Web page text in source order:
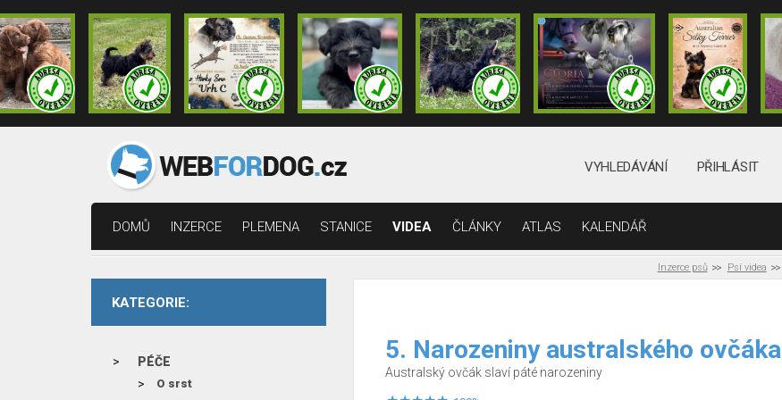
VYHLEDÁVÁNÍ PŘIHLÁSIT
DOMŮ INZERCE PLEMENA STANICE VIDEA ČLÁNKY ATLAS KALENDÁŘ
Inzerce psů Psí videa
KATEGORIE:
PÉČE
O srst
5. Narozeniny australského ovčáka
Australský ovčák slaví páté narozeniny